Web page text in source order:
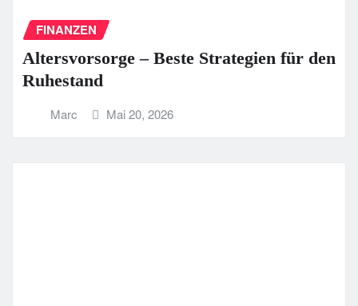
FINANZEN
Altersvorsorge – Beste Strategien für den
Ruhestand
Marc Mai 20, 2026